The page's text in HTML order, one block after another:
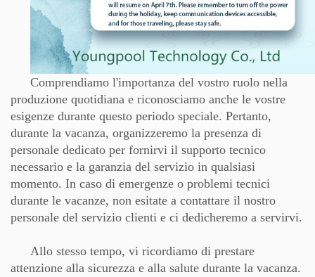
Comprendiamo l'importanza del vostro ruolo nella
produzione quotidiana e riconosciamo anche le vostre
esigenze durante questo periodo speciale. Pertanto,
durante la vacanza, organizzeremo la presenza di
personale dedicato per fornirvi il supporto tecnico
necessario e la garanzia del servizio in qualsiasi
momento. In caso di emergenze o problemi tecnici
durante le vacanze, non esitate a contattare il nostro
personale del servizio clienti e ci dedicheremo a servirvi.
Allo stesso tempo, vi ricordiamo di prestare
attenzione alla sicurezza e alla salute durante la vacanza.